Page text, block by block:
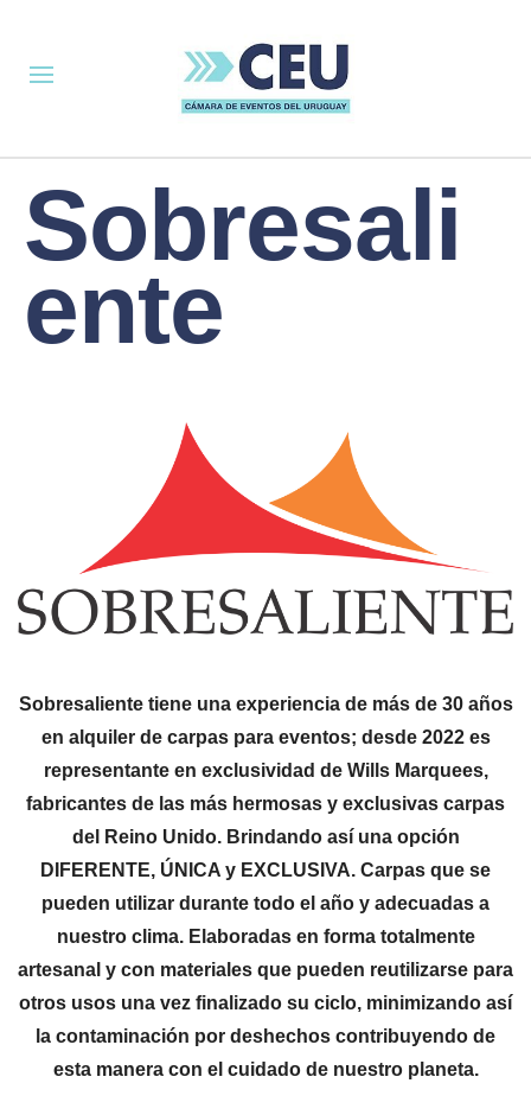
Sobresali
ente
Sobresaliente tiene una experiencia de más de 30 años
en alquiler de carpas para eventos; desde 2022 es
representante en exclusividad de Wills Marquees,
fabricantes de las más hermosas y exclusivas carpas
del Reino Unido. Brindando así una opción
DIFERENTE, ÚNICA y EXCLUSIVA. Carpas que se
pueden utilizar durante todo el año y adecuadas a
nuestro clima. Elaboradas en forma totalmente
artesanal y con materiales que pueden reutilizarse para
otros usos una vez finalizado su ciclo, minimizando así
la contaminación por deshechos contribuyendo de
esta manera con el cuidado de nuestro planeta.